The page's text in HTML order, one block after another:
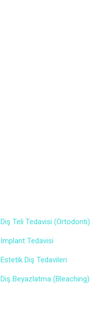
Diş Teli Tedavisi (Ortodonti)
Implant Tedavisi
Estetik Diş Tedavileri
Diş Beyazlatma (Bleaching)